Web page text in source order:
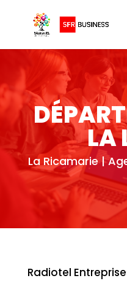
LA
La Ricamarie |
Radiotel